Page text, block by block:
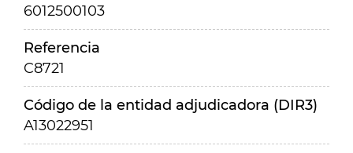
6012500103
Referencia
C8721
Código de la entidad adjudicadora (DIR3)
A13022951